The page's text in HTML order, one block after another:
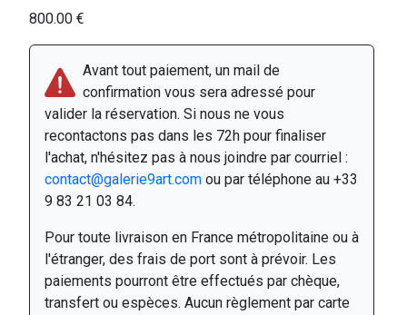
800.00 €
Avant tout paiement, un mail de
confirmation vous sera adressé pour
valider la réservation. Si nous ne vous
recontactons pas dans les 72h pour finaliser
l'achat, n'hésitez pas à nous joindre par courriel :
contact@galerie9art.com ou par téléphone au +33
9 83 21 03 84.
Pour toute livraison en France métropolitaine ou à
l'étranger, des frais de port sont à prévoir. Les
paiements pourront être effectués par chèque,
transfert ou espèces. Aucun règlement par carte